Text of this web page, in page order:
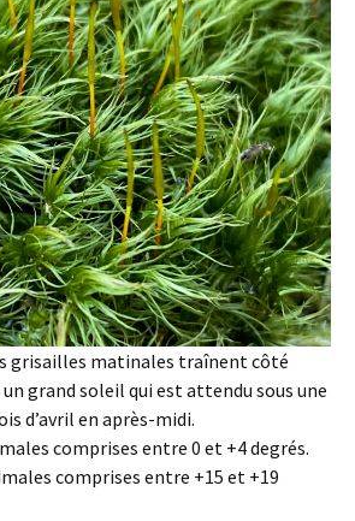
grisailles matinales traînent côté
grand soleil qui est attendu sous une
d’avril en après-midi.
comprises entre 0 et +4 degrés.
comprises entre +15 et +19